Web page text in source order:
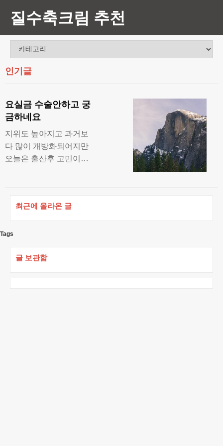
질수축크림 추천
인기글
요실금 수술안하고 궁
금하네요
지위도 높아지고 과거보
다 많이 개방화되어지만
오늘은 출산후 고민이되
들이 자신에게 성기능 질
최근에 올라온 글
Tags
글 보관함